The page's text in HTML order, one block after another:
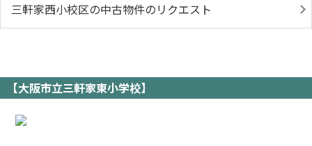
三軒家西小校区の中古物件のリクエスト
【大阪市立三軒家東小学校】